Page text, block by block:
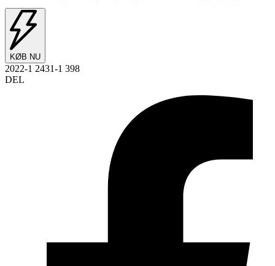
KØB NU
2022-1 2431-1 398
DEL